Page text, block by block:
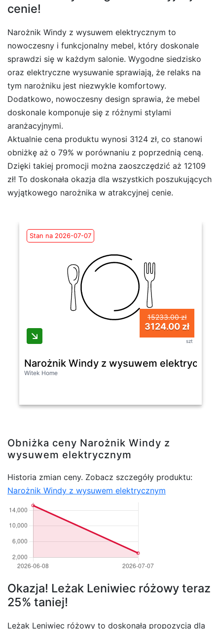
cenie!
Narożnik Windy z wysuwem elektrycznym to
nowoczesny i funkcjonalny mebel, który doskonale
sprawdzi się w każdym salonie. Wygodne siedzisko
oraz elektryczne wysuwanie sprawiają, że relaks na
tym narożniku jest niezwykle komfortowy.
Dodatkowo, nowoczesny design sprawia, że mebel
doskonale komponuje się z różnymi stylami
aranżacyjnymi.
Aktualnie cena produktu wynosi 3124 zł, co stanowi
obniżkę aż o 79% w porównaniu z poprzednią ceną.
Dzięki takiej promocji można zaoszczędzić aż 12109
zł! To doskonała okazja dla wszystkich poszukujących
wyjątkowego narożnika w atrakcyjnej cenie.
Stan na 2026-07-07
15233.00 zł
3124.00 zł
szt
Narożnik Windy z wysuwem
Witek Home
Obniżka ceny Narożnik Windy z
wysuwem elektrycznym
Historia zmian ceny. Zobacz szczegóły produktu:
Narożnik Windy z wysuwem elektrycznym
Okazja! Leżak Leniwiec różowy teraz
25% taniej!
Leżak Leniwiec różowy to doskonała propozycja dla